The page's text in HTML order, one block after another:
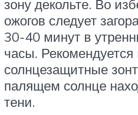
зону декольте. Во
ожогов следует
30-40 минут в
часы. Рекомендуется
солнцезащитные
палящем солнце
тени.